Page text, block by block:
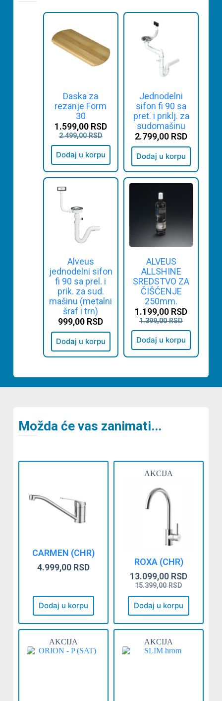
Daska za
rezanje Form
30
2.499,00RSD
1.599,00 RSD
Dodaj u korpu
Jednodelni
sifon fi 90 sa
pret. i priklj. za
sudomašinu
2.799,00 RSD
Dodaj u korpu
Alveus
jednodelni sifon
fi 90 sa prel. i
prik. za sud.
mašinu (metalni
šraf i trn)
999,00 RSD
Dodaj u korpu
ALVEUS
ALLSHINE
SREDSTVO ZA
ČIŠĆENJE
250mm.
1.399,00RSD
1.199,00 RSD
Dodaj u korpu
Možda će vas zanimati...
CARMEN (CHR)
4.999,00 RSD
Dodaj u korpu
AKCIJA
ROXA (CHR)
15.399,00RSD
13.099,00 RSD
Dodaj u korpu
AKCIJA AKCIJA